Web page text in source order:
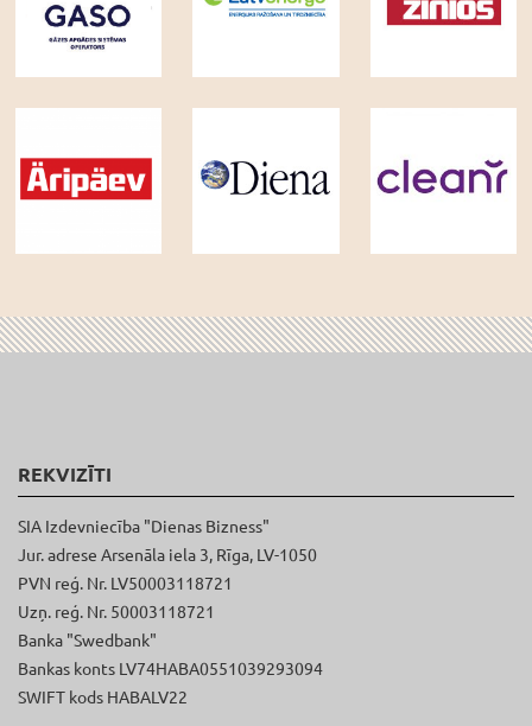
REKVIZĪTI
SIA Izdevniecība "Dienas Bizness"
Jur. adrese Arsenāla iela 3, Rīga, LV-1050
PVN reģ. Nr. LV50003118721
Uzņ. reģ. Nr. 50003118721
Banka "Swedbank"
Bankas konts LV74HABA0551039293094
SWIFT kods HABALV22